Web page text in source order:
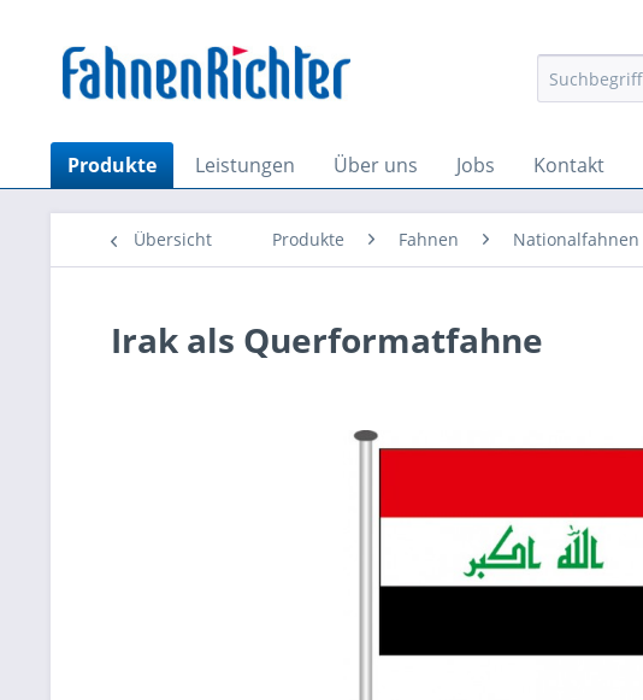
Produkte Leistungen Über uns Jobs Kontakt
Übersicht Produkte Fahnen Nationalfahnen
Irak als Querformatfahne